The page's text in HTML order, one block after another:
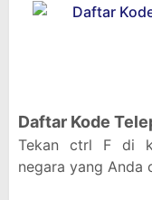
Daftar Kode
Tekan ctrl F di
negara yang Anda